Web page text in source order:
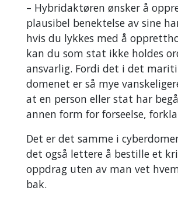
– Hybridaktøren ønsker å
plausibel benektelse av sine
hvis du lykkes med å
kan du som stat ikke holdes
ansvarlig. Fordi det i det
domenet er så mye
at en person eller stat har
annen form for forseelse,
Det er det samme i
det også lettere å bestille et
oppdrag uten av man vet
bak.